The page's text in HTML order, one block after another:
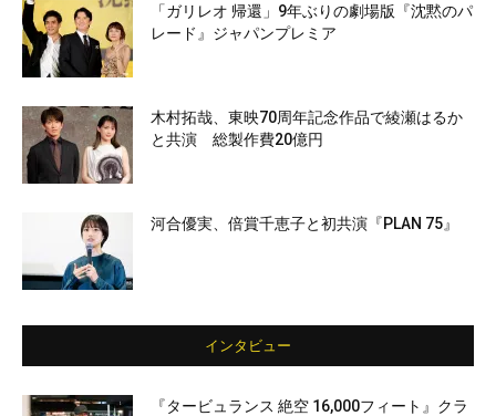
「ガリレオ 帰還」9年ぶりの劇場版『沈黙のパ
レード』ジャパンプレミア
木村拓哉、東映70周年記念作品で綾瀬はるか
と共演 総製作費20億円
河合優実、倍賞千恵子と初共演『PLAN 75』
インタビュー
『タービュランス 絶空 16,000フィート』クラ